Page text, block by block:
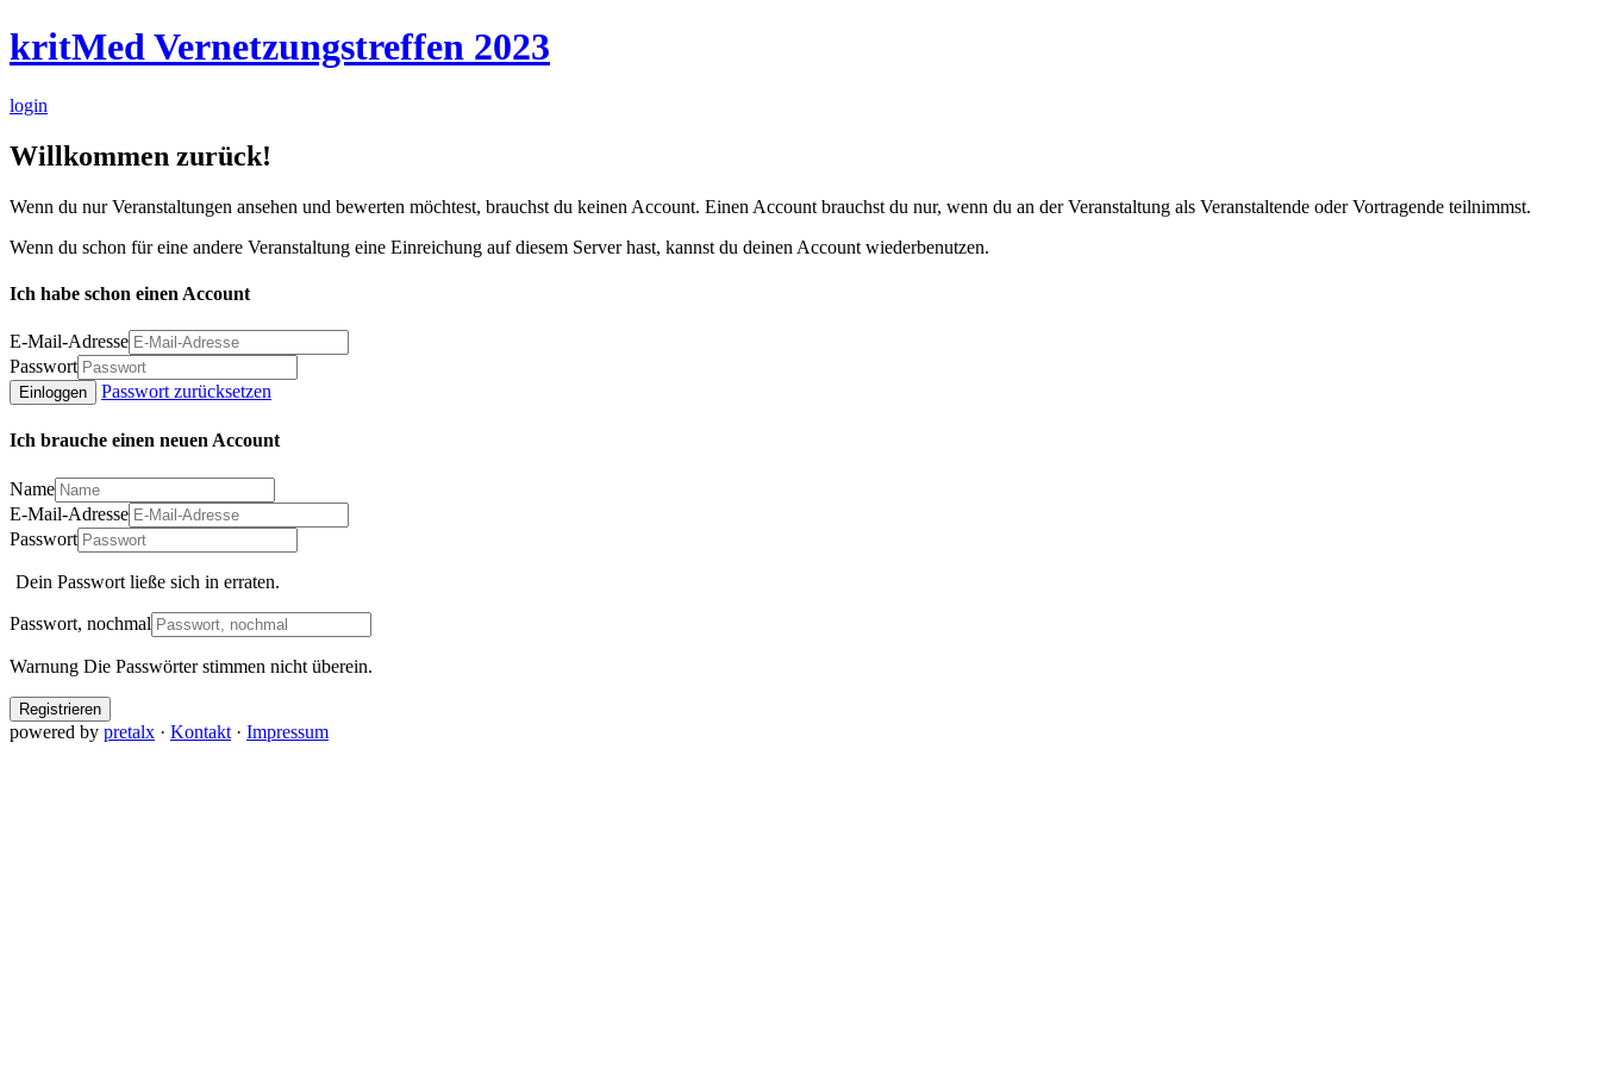
kritMed Vernetzungstreffen 2023
login
Willkommen zurück!
Wenn du nur Veranstaltungen ansehen und bewerten möchtest, brauchst du keinen Account. Einen Account brauchst du nur, wenn du an der Veranstaltung als Veranstaltende oder Vortragende teilnimmst.
Wenn du schon für eine andere Veranstaltung eine Einreichung auf diesem Server hast, kannst du deinen Account wiederbenutzen.
Ich habe schon einen Account
E-Mail-Adresse
Passwort
Einloggen Passwort zurücksetzen
Ich brauche einen neuen Account
Name
E-Mail-Adresse
Passwort
Dein Passwort ließe sich in erraten.
Passwort, nochmal
Warnung Die Passwörter stimmen nicht überein.
Registrieren
powered by pretalx · Kontakt · Impressum